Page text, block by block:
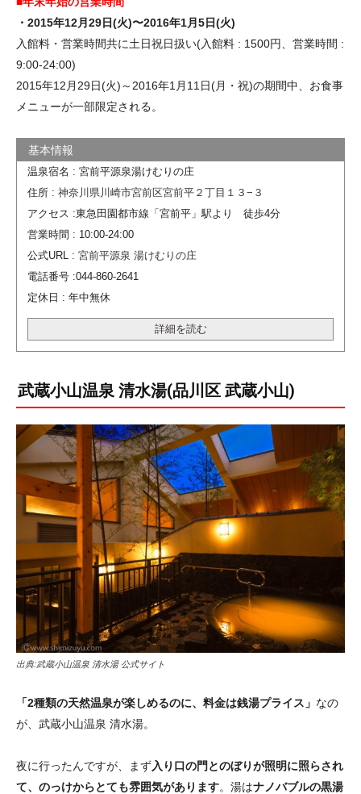
・2015年12月29日(火)〜2016年1月5日(火)
入館料・営業時間共に土日祝日扱い(入館料 : 1500円、営業時間 :
9:00-24:00)
2015年12月29日(火)～2016年1月11日(月・祝)の期間中、お食事
メニューが一部限定される。
温泉宿名 : 宮前平源泉湯けむりの庄
住所 : 神奈川県川崎市宮前区宮前平２丁目１３−３
アクセス :東急田園都市線「宮前平」駅より 徒歩4分
営業時間 : 10:00-24:00
公式URL : 宮前平源泉 湯けむりの庄
電話番号 :044-860-2641
定休日 : 年中無休
詳細を読む
武蔵小山温泉 清水湯(品川区 武蔵小山)
出典:武蔵小山温泉 清水湯 公式サイト
「2種類の天然温泉が楽しめるのに、料金は銭湯プライス」 なの
が、武蔵小山温泉 清水湯。
夜に行ったんですが、まず入り口の門とのぼりが照明に照らされ
て、のっけからとても雰囲気があります。湯はナノバブルの黒湯